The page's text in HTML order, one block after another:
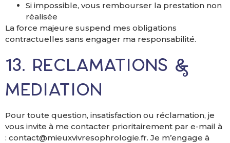
Si impossible, vous rembourser la prestation non
réalisée
La force majeure suspend mes obligations
contractuelles sans engager ma responsabilité.
13. Réclamations &
médiation
Pour toute question, insatisfaction ou réclamation, je
vous invite à me contacter prioritairement par e-mail à
: contact@mieuxvivresophrologie.fr. Je m’engage à